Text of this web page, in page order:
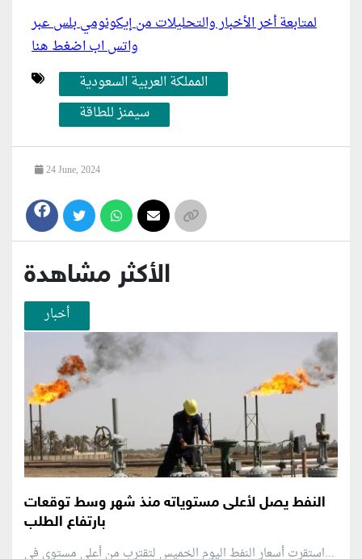
لمتابعة أخر الأخبار والتحليلات من إيكونومي بلس عبر
واتس اب اضغط هنا
المملكة العربية السعودية
سيمنز للطاقة
24 June, 2024
الأكثر مشاهدة
أخبار
النفط يصل لأعلى مستوياته منذ شهر وسط توقعات
بارتفاع الطلب
استقرت أسعار النفط اليوم الخميس لتقترب من أعلى مستوى في...